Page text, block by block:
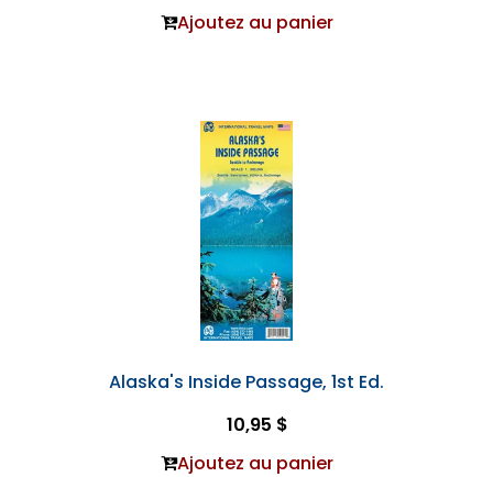
Ajoutez au panier
Alaska's Inside Passage, 1st Ed.
10,95 $
Ajoutez au panier